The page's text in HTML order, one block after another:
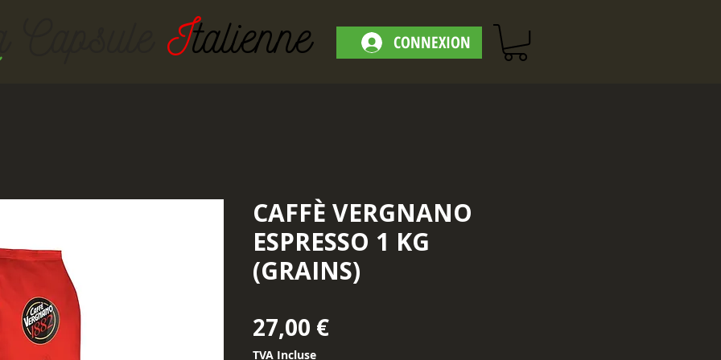
CONNEXION
Italienne
CAFFÈ VERGNANO
ESPRESSO 1 KG
(GRAINS)
27,00 €Prix
TVA Incluse